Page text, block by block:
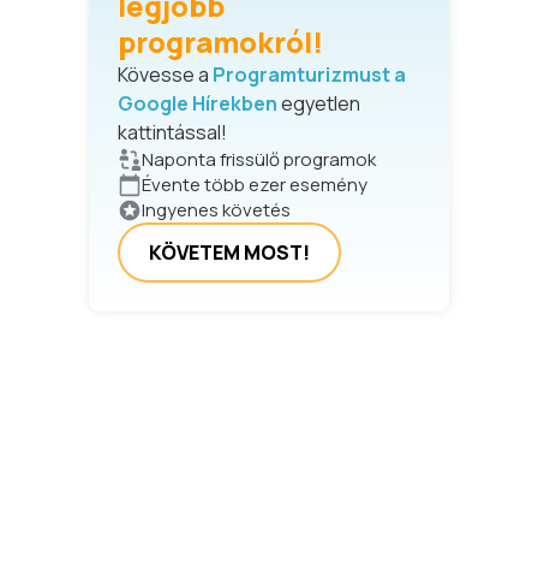
programokról!
Kövesse a Programturizmust a
Google Hírekbenegyetlen
kattintással!
Naponta frissülő programok
Évente több ezer esemény
Ingyenes követés
KÖVETEM MOST!